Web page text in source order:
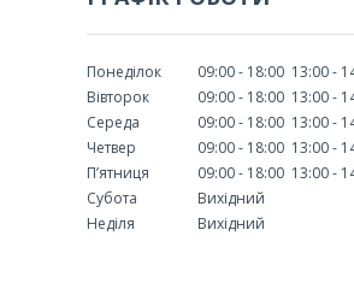
Понеділок 09:00 18:00 13:00
Вівторок
09:00 18:00 13:00
Середа
09:00 18:00 13:00
Четвер
09:00 18:00 13:00
Пʼятниця
09:00 18:00 13:00
Субота
Вихідний
Неділя
Вихідний